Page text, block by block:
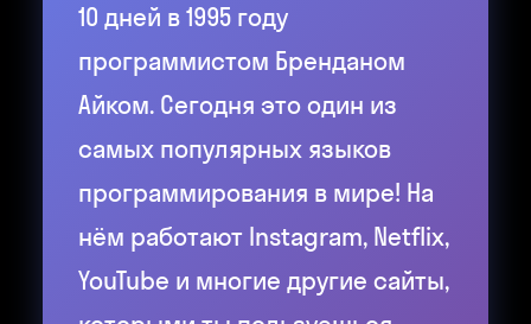
10 дней в 1995 году
программистом Бренданом
Айком. Сегодня это один из
самых популярных языков
программирования в мире! На
нём работают Instagram, Netflix,
YouTube и многие другие сайты,